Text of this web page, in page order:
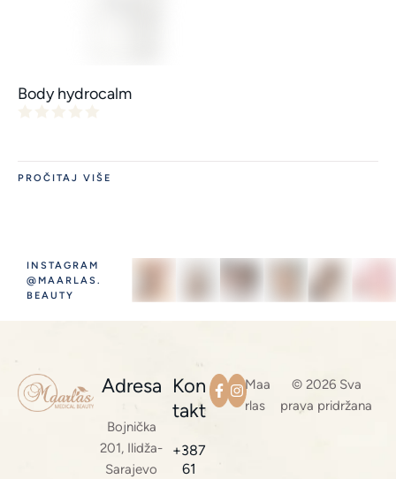
Body hydrocalm
PROČITAJ VIŠE
INSTAGRAM
@MAARLAS.
BEAUTY
Adresa
Bojnička
201, Ilidža-
Sarajevo
Kon
takt
+387
61
Maa
rlas
© 2026 Sva
prava pridržana